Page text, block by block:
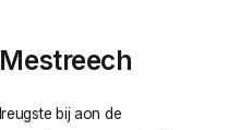
bij aon de